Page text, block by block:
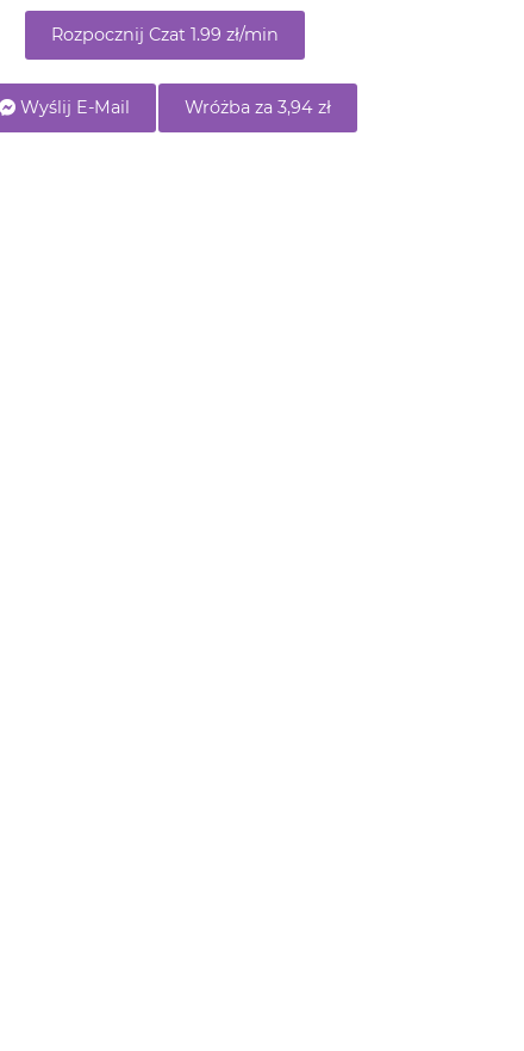
Rozpocznij Czat 1.99 zł/min
Wyślij E-Mail Wróżba za 3,94 zł